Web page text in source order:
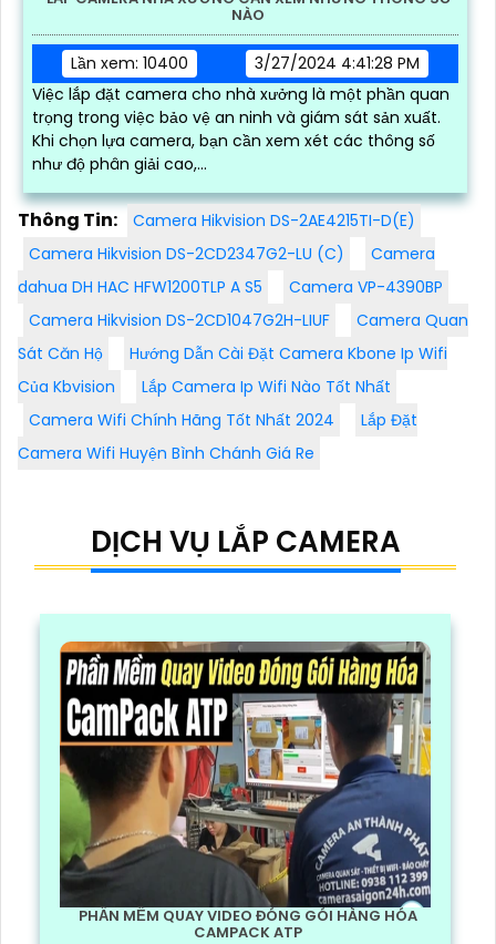
NÀO
Lần xem: 10400
3/27/2024 4:41:28 PM
Việc lắp đặt camera cho nhà xưởng là một phần quan
trọng trong việc bảo vệ an ninh và giám sát sản xuất.
Khi chọn lựa camera, bạn cần xem xét các thông số
như độ phân giải cao,...
Thông Tin:
Camera Hikvision DS-2AE4215TI-D(E)
Camera Hikvision DS-2CD2347G2-LU (C)
Camera
dahua DH HAC HFW1200TLP A S5
Camera VP-4390BP
Camera Hikvision DS-2CD1047G2H-LIUF
Camera Quan
Sát Căn Hộ
Hướng Dẫn Cài Đặt Camera Kbone Ip Wifi
Của Kbvision
Lắp Camera Ip Wifi Nào Tốt Nhất
Camera Wifi Chính Hãng Tốt Nhất 2024
Lắp Đặt
Camera Wifi Huyện Bình Chánh Giá Re
DỊCH VỤ LẮP CAMERA
PHẦN MỀM QUAY VIDEO ĐÓNG GÓI HÀNG HÓA
CAMPACK ATP